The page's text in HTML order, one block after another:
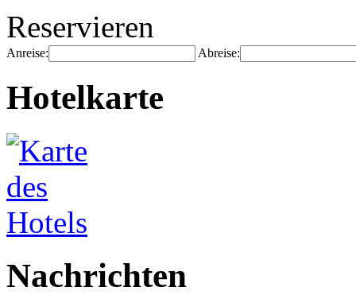
Reservieren
Anreise: Abreise:
Hotelkarte
Nachrichten